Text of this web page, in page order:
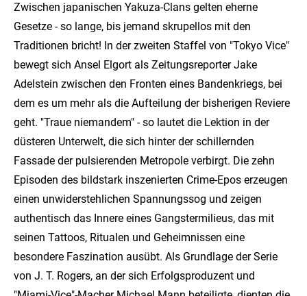
Zwischen japanischen Yakuza-Clans gelten eherne
Gesetze - so lange, bis jemand skrupellos mit den
Traditionen bricht! In der zweiten Staffel von "Tokyo Vice"
bewegt sich Ansel Elgort als Zeitungsreporter Jake
Adelstein zwischen den Fronten eines Bandenkriegs, bei
dem es um mehr als die Aufteilung der bisherigen Reviere
geht. "Traue niemandem" - so lautet die Lektion in der
düsteren Unterwelt, die sich hinter der schillernden
Fassade der pulsierenden Metropole verbirgt. Die zehn
Episoden des bildstark inszenierten Crime-Epos erzeugen
einen unwiderstehlichen Spannungssog und zeigen
authentisch das Innere eines Gangstermilieus, das mit
seinen Tattoos, Ritualen und Geheimnissen eine
besondere Faszination ausübt. Als Grundlage der Serie
von J. T. Rogers, an der sich Erfolgsproduzent und